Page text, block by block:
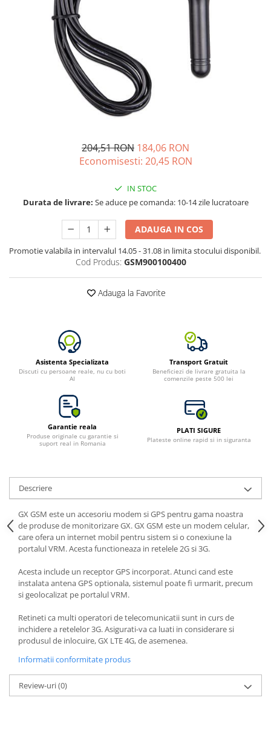
Acumulatori de stocare
Componente sisteme de balcon
204,51 RON 184,06 RON
Economisesti: 20,45 RON
IN STOC
Durata de livrare: Se aduce pe comanda: 10-14 zile lucratoare
ADAUGA IN COS
Promotie valabila in intervalul 14.05 - 31.08 in limita stocului disponibil.
Cod Produs: GSM900100400
Adauga la Favorite
Asistenta Specializata
Discuti cu persoane reale, nu cu boti
AI
Transport Gratuit
Beneficiezi de livrare gratuita la
comenzile peste 500 lei
Garantie reala
Produse originale cu garantie si
suport real in Romania
PLATI SIGURE
Plateste online rapid si in siguranta
Descriere
GX GSM este un accesoriu modem si GPS pentru gama noastra
de produse de monitorizare GX. GX GSM este un modem celular,
care ofera un internet mobil pentru sistem si o conexiune la
portalul VRM. Acesta functioneaza in retelele 2G si 3G.
Acesta include un receptor GPS incorporat. Atunci cand este
instalata antena GPS optionala, sistemul poate fi urmarit, precum
si geolocalizat pe portalul VRM.
Retineti ca multi operatori de telecomunicatii sunt in curs de
inchidere a retelelor 3G. Asigurati-va ca luati in considerare si
produsul de inlocuire, GX LTE 4G, de asemenea.
Informatii conformitate produs
Review-uri(0)